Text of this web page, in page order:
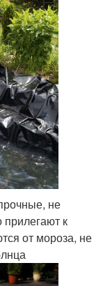
не
прилегают к
от мороза, не